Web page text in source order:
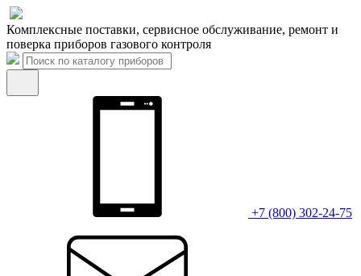
Комплексные поставки, сервисное обслуживание, ремонт и
поверка приборов газового контроля
+7 (800) 302-24-75